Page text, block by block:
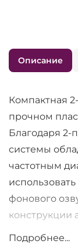
Описание
Компактная
прочном
Благодаря 2-
системы
частотным
фонового
конструкции
мощности
Подробнее...